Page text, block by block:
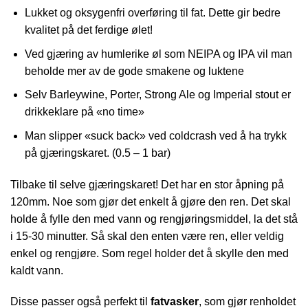
Lukket og oksygenfri overføring til fat. Dette gir bedre
kvalitet på det ferdige ølet!
Ved gjæring av humlerike øl som NEIPA og IPA vil man
beholde mer av de gode smakene og luktene
Selv Barleywine, Porter, Strong Ale og Imperial stout er
drikkeklare på «no time»
Man slipper «suck back» ved coldcrash ved å ha trykk
på gjæringskaret. (0.5 – 1 bar)
Tilbake til selve gjæringskaret! Det har en stor åpning på
120mm. Noe som gjør det enkelt å gjøre den ren. Det skal
holde å fylle den med vann og rengjøringsmiddel, la det stå
i 15-30 minutter. Så skal den enten være ren, eller veldig
enkel og rengjøre. Som regel holder det å skylle den med
kaldt vann.
Disse passer også perfekt til fatvasker, som gjør renholdet